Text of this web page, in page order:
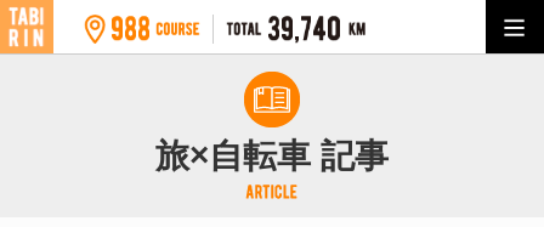
旅×自転車 記事